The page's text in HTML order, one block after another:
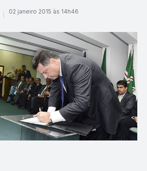
02 janeiro 2015 às 14h46